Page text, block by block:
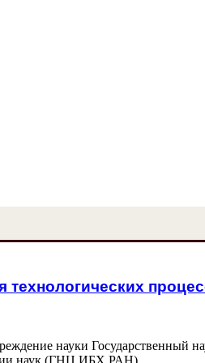
технологических
науки
наук (ГНЦ ИБХ РАН)